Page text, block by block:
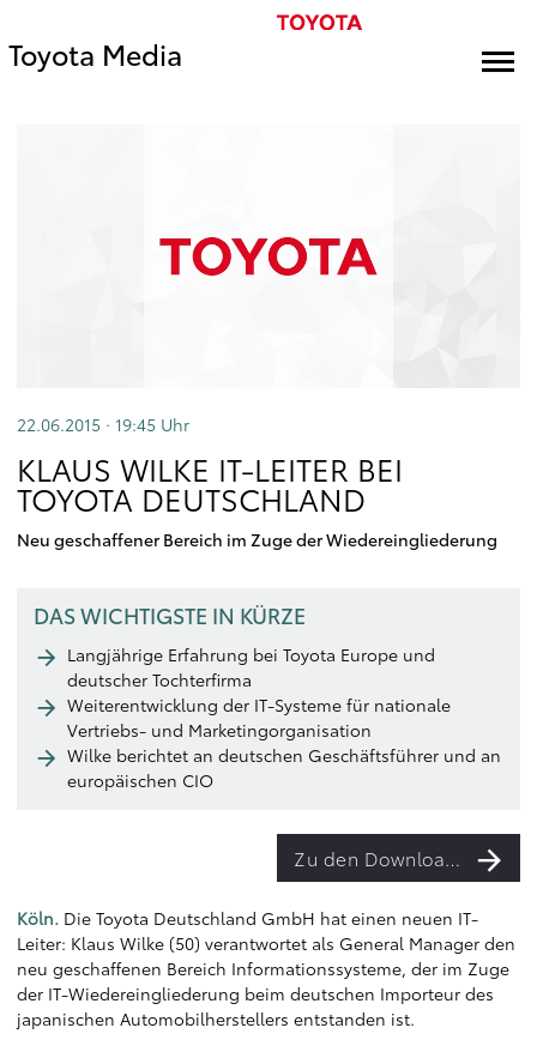
Toyota Media
22.06.2015 · 19:45 Uhr
KLAUS WILKE IT-LEITER BEI
TOYOTA DEUTSCHLAND
Neu geschaffener Bereich im Zuge der Wiedereingliederung
DAS WICHTIGSTE IN KÜRZE
Langjährige Erfahrung bei Toyota Europe und
deutscher Tochterfirma
Weiterentwicklung der IT-Systeme für nationale
Vertriebs- und Marketingorganisation
Wilke berichtet an deutschen Geschäftsführer und an
europäischen CIO
Zu den Downloads
Köln. Die Toyota Deutschland GmbH hat einen neuen IT-
Leiter: Klaus Wilke (50) verantwortet als General Manager den
neu geschaffenen Bereich Informationssysteme, der im Zuge
der IT-Wiedereingliederung beim deutschen Importeur des
japanischen Automobilherstellers entstanden ist.